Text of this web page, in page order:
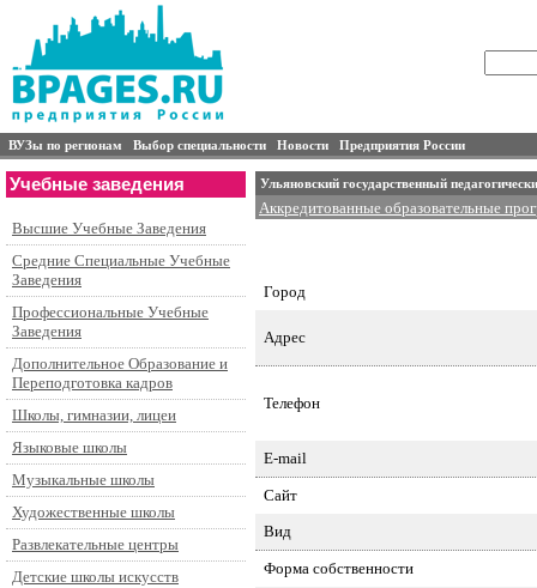
ВУЗы по регионам Выбор специальности Новости Предприятия России
Учебные заведения
Высшие Учебные Заведения
Средние Специальные Учебные
Заведения
Профессиональные Учебные
Заведения
Дополнительное Образование и
Переподготовка кадров
Школы, гимназии, лицеи
Языковые школы
Музыкальные школы
Художественные школы
Развлекательные центры
Детские школы искусств
Ульяновский государственный
Аккредитованные образовательные
Город
Адрес
Телефон
E-mail
Сайт
Вид
Форма собственности